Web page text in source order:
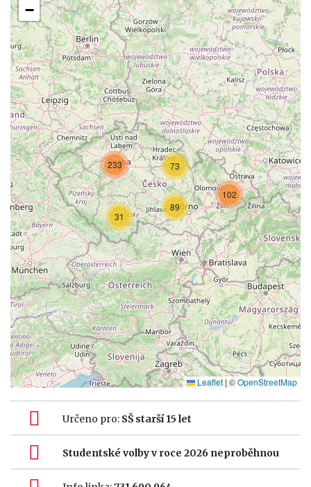
31
89
102
73
233
−
Leaflet | ©OpenStreetMap
Určeno pro: SŠ starší 15 let
Studentské volby v roce 2026 neproběhnou